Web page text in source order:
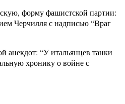
форму фашистской партии:
Черчилля с надписью “Враг
анекдот: “У итальянцев танки
хронику о войне с